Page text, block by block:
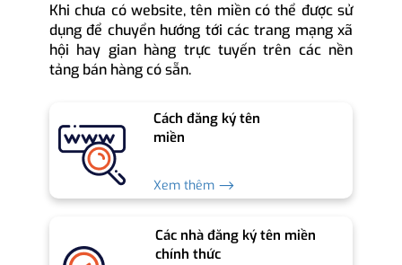
Khi chưa có website, tên miền có thể được sử
dụng để chuyển hướng tới các trang mạng xã
hội hay gian hàng trực tuyến trên các nền
tảng bán hàng có sẵn.
Cách đăng ký tên
miền
Xem thêm ⟶
Các nhà đăng ký tên miền
chính thức